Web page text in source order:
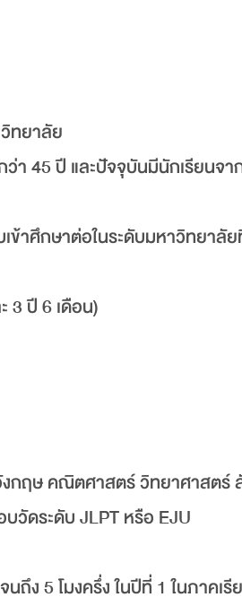
ทยาลัย
า 45 ปี และปัจจุบันมีนักเรียนจ
เข้าศึกษาต่อในระดับมหาวิทยา
ปี 6 เดือน)
กฤษ คณิตศาสตร์ วิทยาศาสตร์
วัดระดับ JLPT หรือ EJU
ง 5 โมงครึ่ง ในปีที่ 1 ในภาคเรี